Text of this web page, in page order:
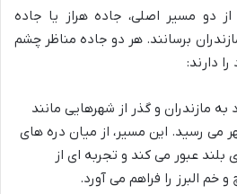
از دو مسیر اصلی، جاده هراز یا جاده
برسانند. هر دو جاده مناظر چشم
دارند:
مازندران و گذر از شهرهایی مانند
می رسید. این مسیر، از میان دره های
عبور می کند و تجربه ای از
البرز را فراهم می آورد.